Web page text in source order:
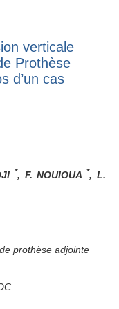
verticale
Prothèse
d’un cas
*, F. NOUIOUA *, L.
prothèse adjointe